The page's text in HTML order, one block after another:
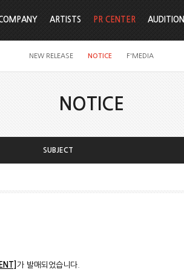
ARTISTS PR CENTER
NEW RELEASE NOTICE F'MEDIA
AUDITION
NOTICE
SUBJECT
가 발매되었습니다.